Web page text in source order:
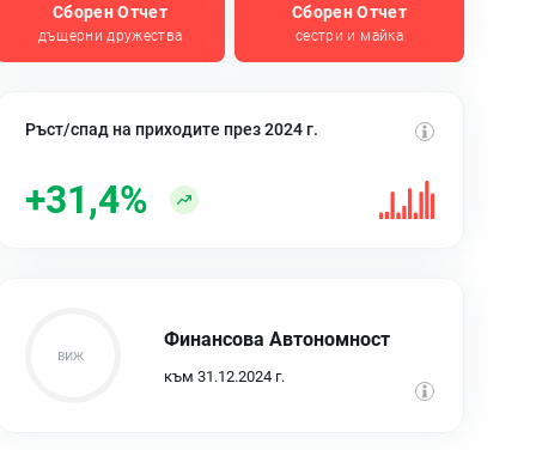
Сборен Отчет
дъщерни дружества
Сборен Отчет
сестри и майка
Ръст/спад на приходите през 2024 г.
+31,4%
Финансова Автономност
към 31.12.2024 г.